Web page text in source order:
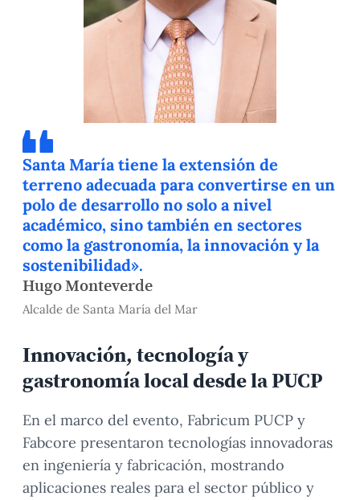
Santa María tiene la extensión de
terreno adecuada para convertirse en un
polo de desarrollo no solo a nivel
académico, sino también en sectores
como la gastronomía, la innovación y la
sostenibilidad».
Hugo Monteverde
Alcalde de Santa María del Mar
Innovación, tecnología y
gastronomía local desde la PUCP
En el marco del evento, Fabricum PUCP y
Fabcore presentaron tecnologías innovadoras
en ingeniería y fabricación, mostrando
aplicaciones reales para el sector público y